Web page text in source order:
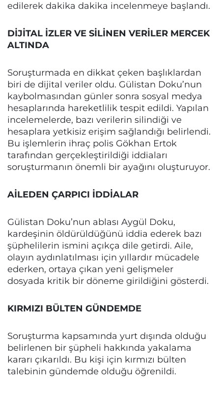
edilerek dakika dakika incelenmeye başlandı.
DİJİTAL İZLER VE SİLİNEN VERİLER MERCEK
ALTINDA
Soruşturmada en dikkat çeken başlıklardan
biri de dijital veriler oldu. Gülistan Doku’nun
kaybolmasından günler sonra sosyal medya
hesaplarında hareketlilik tespit edildi. Yapılan
incelemelerde, bazı verilerin silindiği ve
hesaplara yetkisiz erişim sağlandığı belirlendi.
Bu işlemlerin ihraç polis Gökhan Ertok
tarafından gerçekleştirildiği iddiaları
soruşturmanın önemli bir ayağını oluşturuyor.
AİLEDEN ÇARPICI İDDİALAR
Gülistan Doku’nun ablası Aygül Doku,
kardeşinin öldürüldüğünü iddia ederek bazı
şüphelilerin ismini açıkça dile getirdi. Aile,
olayın aydınlatılması için yıllardır mücadele
ederken, ortaya çıkan yeni gelişmeler
dosyada kritik bir döneme girildiğini gösterdi.
KIRMIZI BÜLTEN GÜNDEMDE
Soruşturma kapsamında yurt dışında olduğu
belirlenen bir şüpheli hakkında yakalama
kararı çıkarıldı. Bu kişi için kırmızı bülten
talebinin gündemde olduğu öğrenildi.